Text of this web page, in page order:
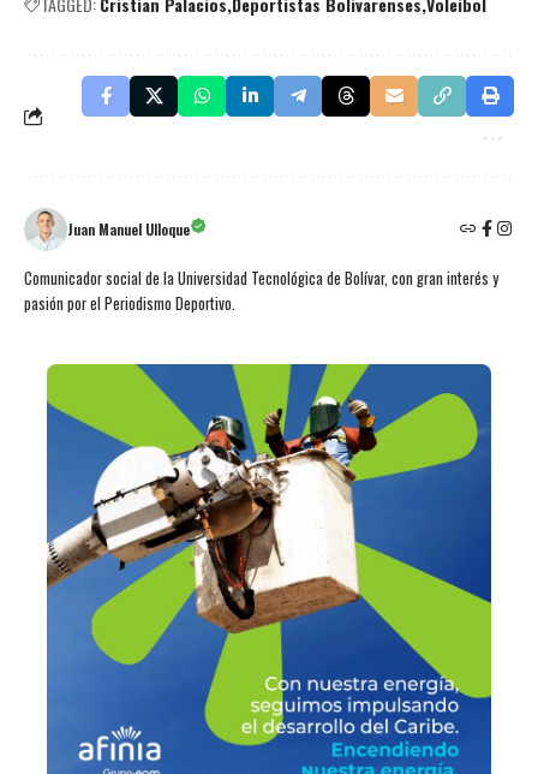
Juan Manuel Ulloque
Comunicador social de la Universidad Tecnológica de Bolívar, con gran interés y
pasión por el Periodismo Deportivo.